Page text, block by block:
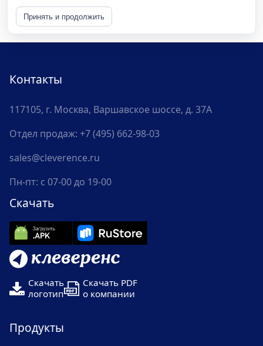
Принять и продолжить
Контакты
117105, г. Москва, Варшавское шоссе, д. 37А
Отдел продаж: +7 (495) 662-98-03
sales@cleverence.ru
Пн-пт: с 07-00 до 19-00
Скачать
Скачать
логотип
Скачать PDF
о компании
Продукты